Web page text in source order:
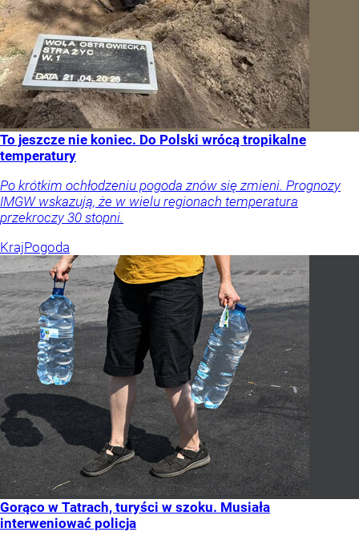
To jeszcze nie koniec. Do Polski wrócą tropikalne
temperatury
Po krótkim ochłodzeniu pogoda znów się zmieni. Prognozy
IMGW wskazują, że w wielu regionach temperatura
przekroczy 30 stopni.
KrajPogoda
Gorąco w Tatrach, turyści w szoku. Musiała
interweniować policja